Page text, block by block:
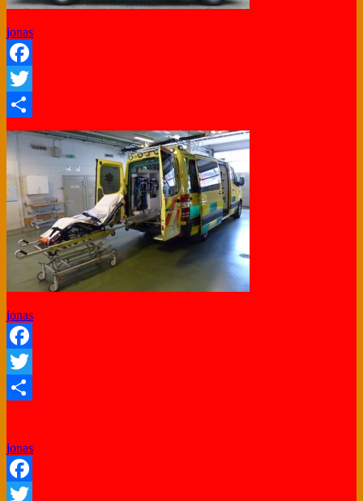
jonas
Facebook
Twitter
Share
jonas
Facebook
Twitter
jonas
Facebook